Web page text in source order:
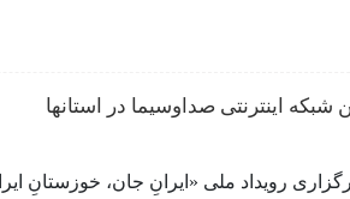
شبکه اینترنتی صداوسیما در استانها
رویداد ملی «ایرانِ جان، خوزستانِ